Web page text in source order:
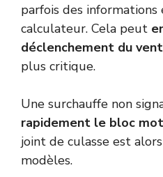
parfois des informations
calculateur. Cela peut
déclenchement du
plus critique.
Une surchauffe non
rapidement le bloc
joint de culasse est
modèles.